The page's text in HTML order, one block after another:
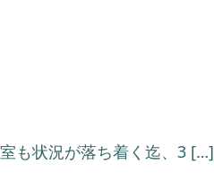
も状況が落ち着く迄、3 […]